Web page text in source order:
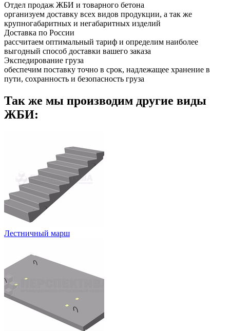
Отдел продаж ЖБИ и товарного бетона
организуем доставку всех видов продукции, а так же
крупногабаритных и негабаритных изделий
Доставка по России
рассчитаем оптимальный тариф и определим наиболее
выгодный способ доставки вашего заказа
Экспедирование груза
обеспечим поставку точно в срок, надлежащее хранение в
пути, сохранность и безопасность груза
Так же мы производим другие виды
ЖБИ:
Лестничный марш